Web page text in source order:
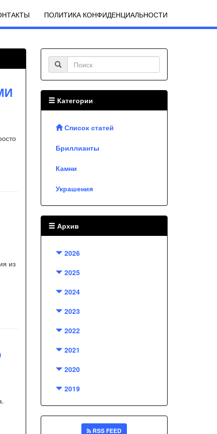
ПОЛИТИКА КОНФИДЕНЦИАЛЬНОСТИ
из
Категории
Список статей
Бриллианты
Камни
Украшения
Архив
2026
2025
2024
2023
2022
2021
2020
2019
RSS FEED